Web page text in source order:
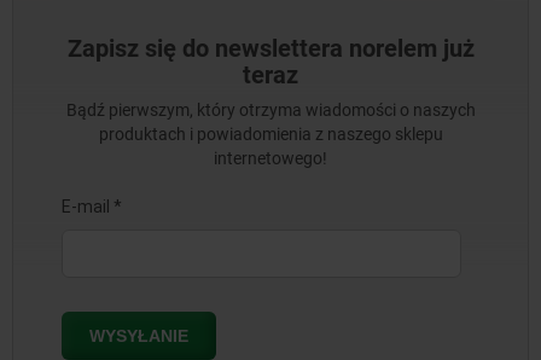
Zapisz się do newslettera norelem już
teraz
Bądź pierwszym, który otrzyma wiadomości o naszych
produktach i powiadomienia z naszego sklepu
internetowego!